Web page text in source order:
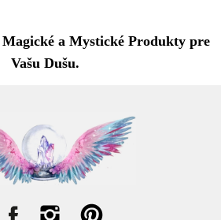
a Mystické Produkty pre
Vašu Dušu.